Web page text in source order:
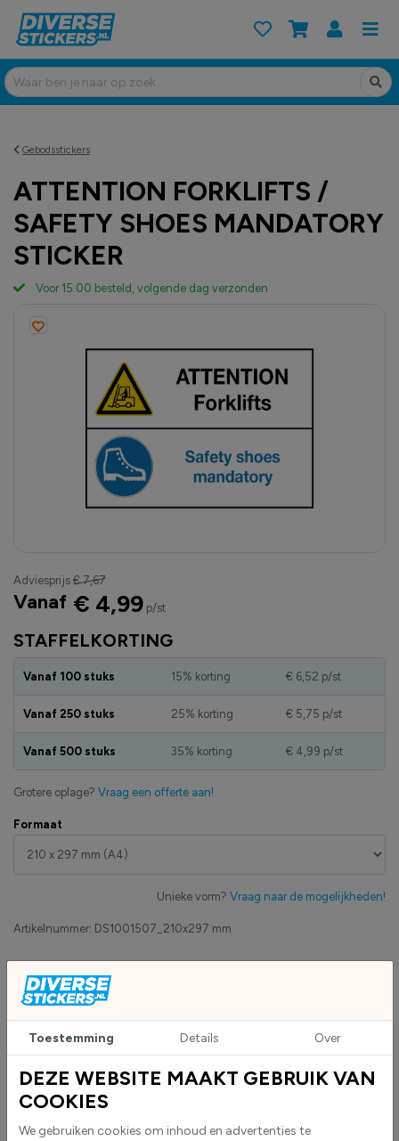
Gebodsstickers
ATTENTION FORKLIFTS /
SAFETY SHOES MANDATORY
STICKER
Artikelnummer: DS1001507_210x297 mm
Zakelijk betaling op factuur mogelijk
Uv-bestendig & weersbestendigheid
High-tack folie met maximale grip
Formaat
Unieke vorm? Vraag naar de mogelijkheden!
STAFFELKORTING
Vanaf 100 stuks 15% korting € 6,52 p/st
Vanaf 250 stuks 25% korting € 5,75 p/st
Vanaf 500 stuks 35% korting € 4,99 p/st
Grotere oplage? Vraag een offerte aan!
Adviesprijs € 7,67
Vanaf € 4,99p/st
Voor 15:00 besteld, volgende dag verzonden
Custom sticker maken? Upload eigen bestand
Toestemming Details Over
DEZE WEBSITE MAAKT GEBRUIK VAN
COOKIES
We gebruiken cookies om inhoud en advertenties te